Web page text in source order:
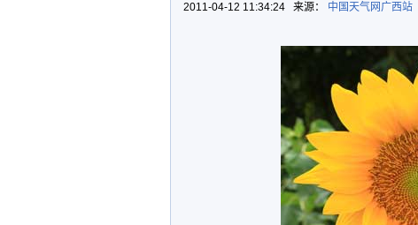
2011-04-12 11:34:24 来源： 中国天气网广西站